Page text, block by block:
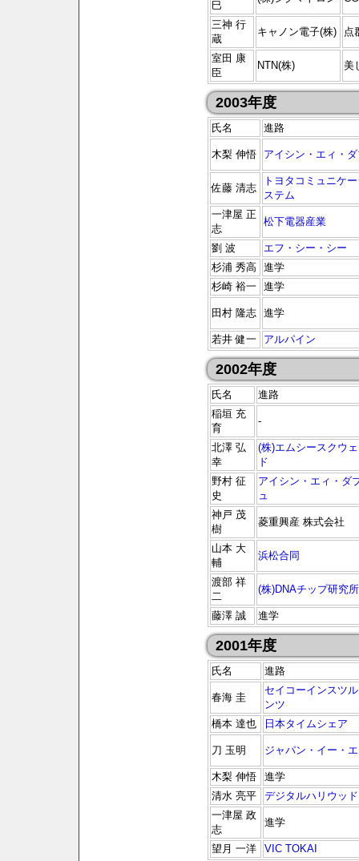
巳
三神 行
蔵
キャノン電子(株) 点
室田 康
臣
NTN(株) 美
2003年度
氏名 進路
木梨 伸悟 アイシン・エィ・
佐藤 清志
トヨタコミュニケ
ステム
一津屋 正
志
松下電器産業
劉 波
エフ・シー・シー
杉浦 秀高 進学
杉崎 裕一 進学
田村 隆志 進学
若井 健一 アルパイン
2002年度
氏名
進路
稲垣 充
育
-
北澤 弘
幸
(株)エムシースクウ
ド
野村 征
史
アイシン・エィ・ダ
ュ
神戸 茂
樹
菱重興産 株式会社
山本 大
輔
浜松合同
渡部 祥
二
(株)DNAチップ研究所
藤澤 誠 進学
2001年度
氏名 進路
春海 圭
セイコーインスツ
ンツ
橋本 達也
日本タイムシェア
刀 玉明 ジャパン・イー・
木梨 伸悟
進学
清水 亮平
デジタルハリウッド
一津屋 政
志
進学
望月 一洋 VIC TOKAI